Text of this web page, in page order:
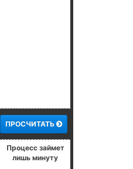
ПРОСЧИТАТЬ
Процесс займет
лишь минуту